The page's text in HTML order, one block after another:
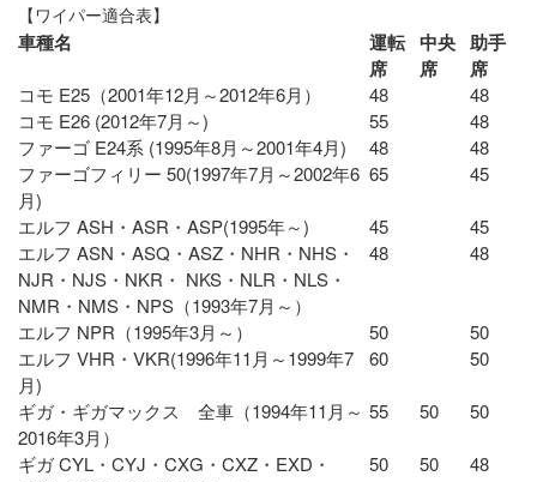
【ワイパー適合表】
車種名
運転
席
中央
席
助手
席
コモ E25（2001年12月～2012年6月） 48
48
コモ E26 (2012年7月～)
55
48
ファーゴ E24系 (1995年8月～2001年4月)
48
48
ファーゴフィリー 50(1997年7月～2002年6
月)
65 45
エルフ ASH・ASR・ASP(1995年～) 45
45
エルフ ASN・ASQ・ASZ・NHR・NHS・
NJR・NJS・NKR・ NKS・NLR・NLS・
NMR・NMS・NPS（1993年7月～）
48 48
エルフ NPR（1995年3月～） 50
50
エルフ VHR・VKR(1996年11月～1999年7
月)
60 50
ギガ・ギガマックス 全車（1994年11月～
2016年3月）
55 50 50
ギガ CYL・CYJ・CXG・CXZ・EXD・
50 50 48